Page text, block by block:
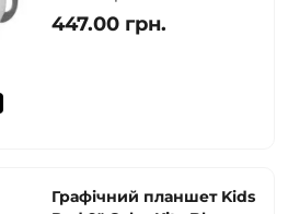
447.00 грн.
Графічний планшет Kids